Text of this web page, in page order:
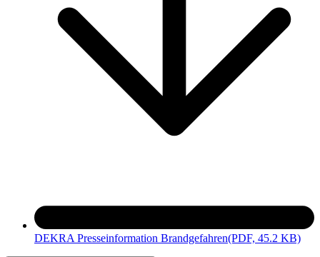
DEKRA Presseinformation Brandgefahren(PDF, 45.2 KB)